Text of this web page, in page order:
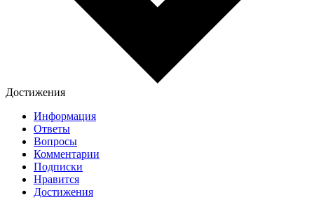
Достижения
Информация
Ответы
Вопросы
Комментарии
Подписки
Нравится
Достижения